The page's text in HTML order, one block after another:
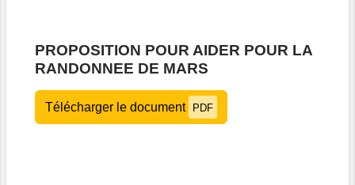
PROPOSITION POUR AIDER POUR LA
RANDONNEE DE MARS
Télécharger le document PDF